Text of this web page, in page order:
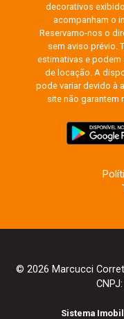
decorativos
acompanham o
Reservamo-nos o
sem aviso prévio.
estimativas e
de locação. A
pode variar devido à
site não garantem
© 2026 Marcucci
Sistema